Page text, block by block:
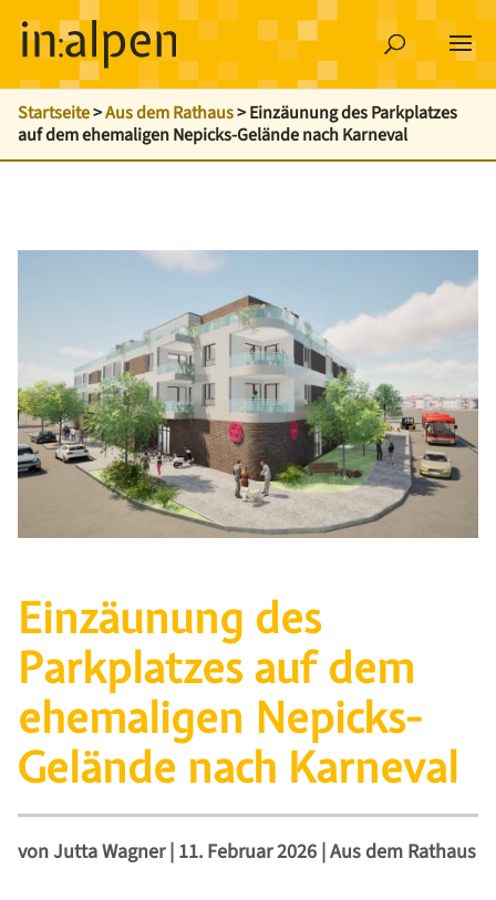
Startseite>Aus dem Rathaus>Einzäunung des Parkplatzes
auf dem ehemaligen Nepicks-Gelände nach Karneval
Einzäunung des
Parkplatzes auf dem
ehemaligen Nepicks-
Gelände nach Karneval
vonJutta Wagner| 11. Februar 2026| Aus dem Rathaus